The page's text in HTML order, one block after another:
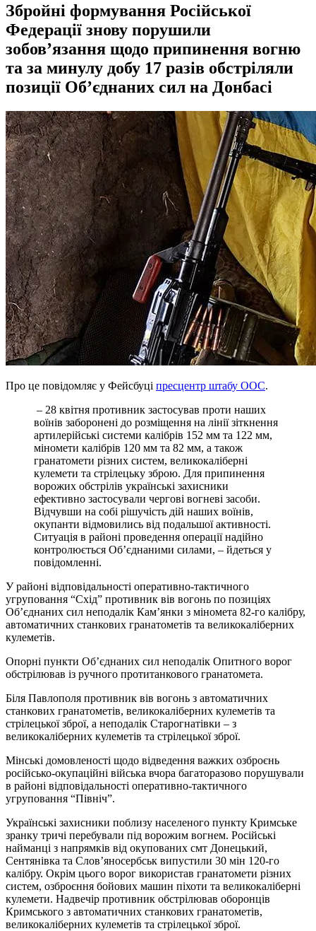
Збройні формування Російської
Федерації знову порушили
зобов’язання щодо припинення вогню
та за минулу добу 17 разів обстріляли
позиції Об’єднаних сил на Донбасі
Про це повідомляє у Фейсбуці пресцентр штабу ООС.
– 28 квітня противник застосував проти наших
воїнів заборонені до розміщення на лінії зіткнення
артилерійські системи калібрів 152 мм та 122 мм,
міномети калібрів 120 мм та 82 мм, а також
гранатомети різних систем, великокаліберні
кулемети та стрілецьку зброю. Для припинення
ворожих обстрілів українські захисники
ефективно застосували чергові вогневі засоби.
Відчувши на собі рішучість дій наших воїнів,
окупанти відмовились від подальшої активності.
Ситуація в районі проведення операції надійно
контролюється Об’єднаними силами, – йдеться у
повідомленні.
У районі відповідальності оперативно-тактичного
угруповання “Схід” противник вів вогонь по позиціях
Об’єднаних сил неподалік Кам’янки з міномета 82-го калібру,
автоматичних станкових гранатометів та великокаліберних
кулеметів.
Опорні пункти Об’єднаних сил неподалік Опитного ворог
обстрілював із ручного протитанкового гранатомета.
Біля Павлополя противник вів вогонь з автоматичних
станкових гранатометів, великокаліберних кулеметів та
стрілецької зброї, а неподалік Старогнатівки – з
великокаліберних кулеметів та стрілецької зброї.
Мінські домовленості щодо відведення важких озброєнь
російсько-окупаційні війська вчора багаторазово порушували
в районі відповідальності оперативно-тактичного
угруповання “Північ”.
Українські захисники поблизу населеного пункту Кримське
зранку тричі перебували під ворожим вогнем. Російські
найманці з напрямків від окупованих смт Донецький,
Сентянівка та Слов’яносербськ випустили 30 мін 120-го
калібру. Окрім цього ворог використав гранатомети різних
систем, озброєння бойових машин піхоти та великокаліберні
кулемети. Надвечір противник обстрілював оборонців
Кримського з автоматичних станкових гранатометів,
великокаліберних кулеметів та стрілецької зброї.